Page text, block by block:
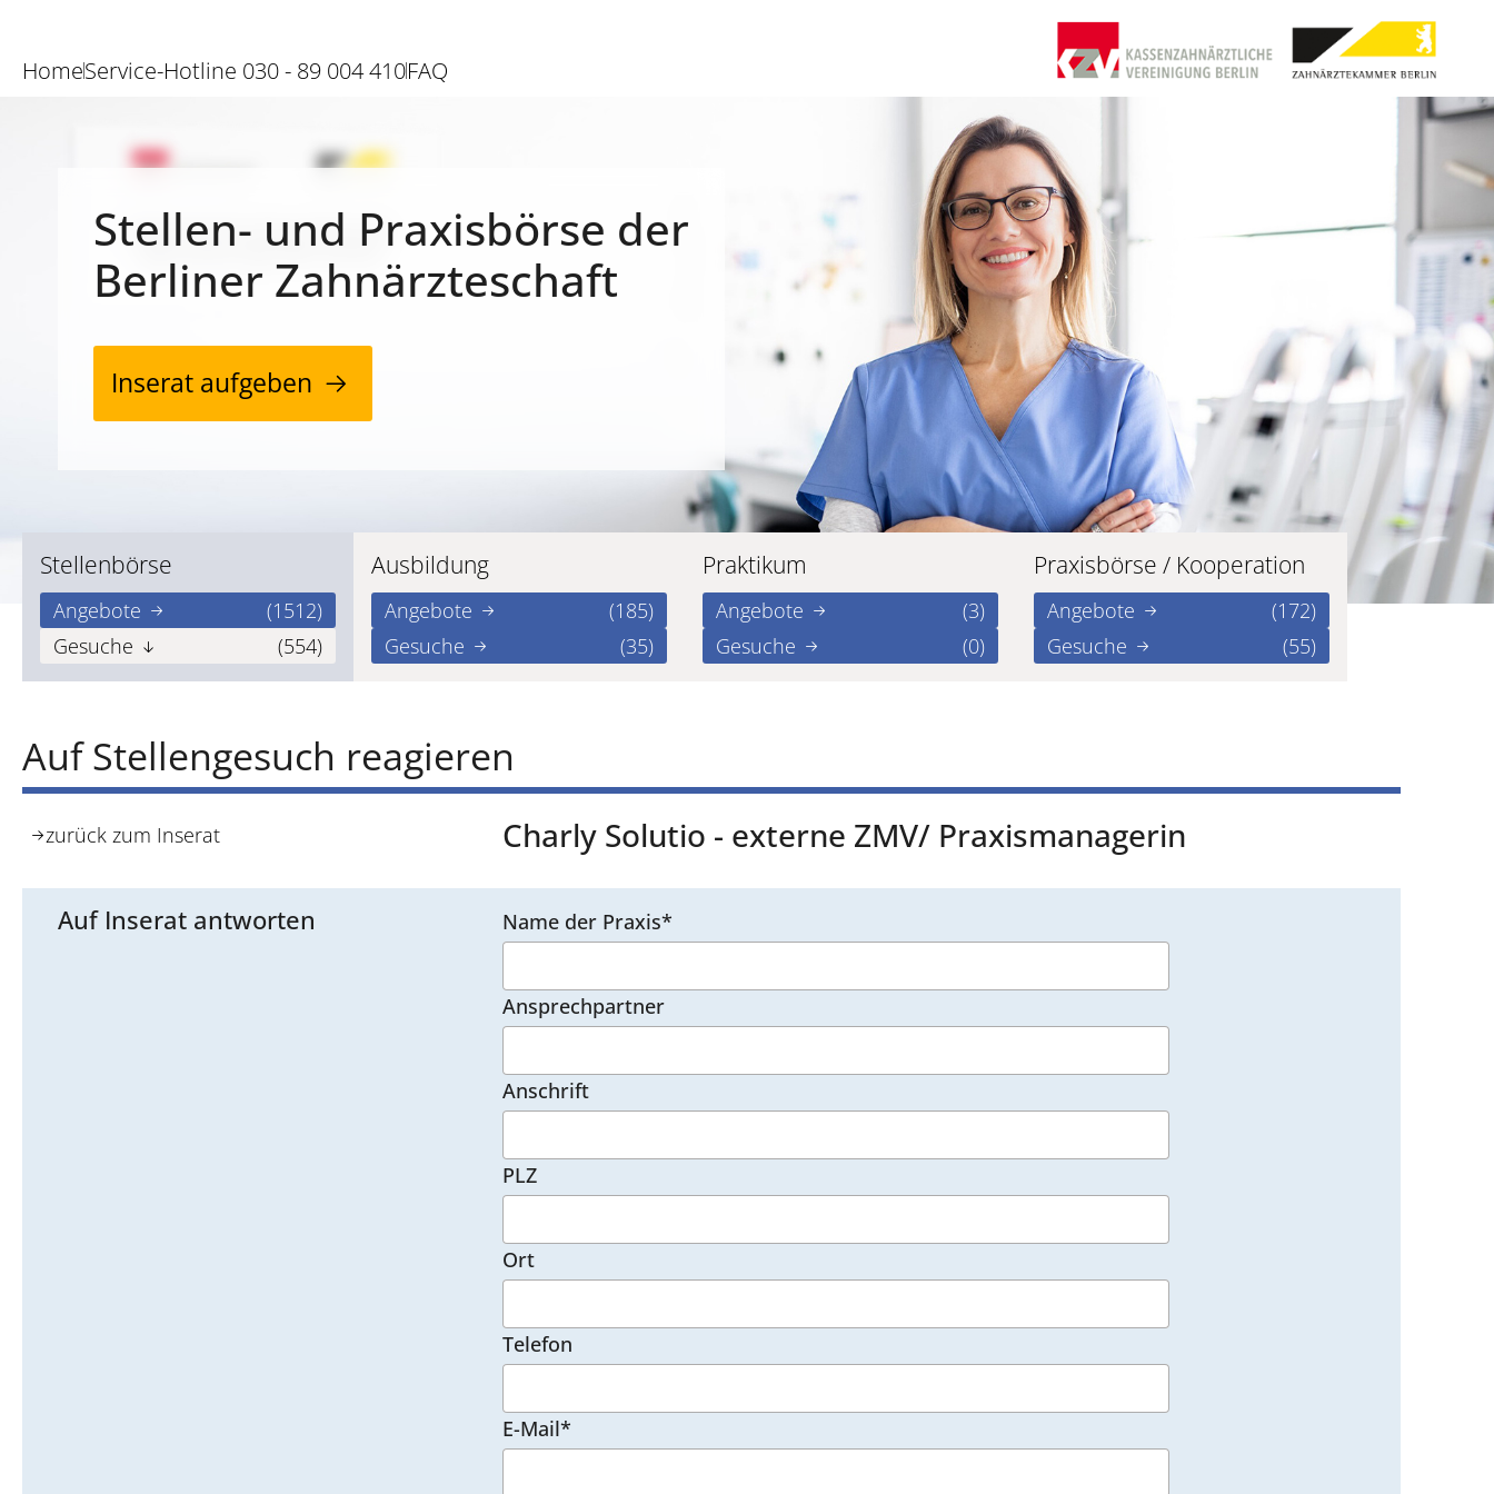
HomeService-Hotline 030 - 89 004 410FAQ
Stellen- und Praxisbörse der
Berliner Zahnärzteschaft
Inserat aufgeben
Stellenbörse
Angebote
(1512)
Gesuche
(554)
Ausbildung
Angebote
(185)
Gesuche
(35)
Praktikum
Angebote
(3)
Gesuche
(0)
Praxisbörse / Kooperation
Angebote
(172)
Gesuche
(55)
Auf Stellengesuch reagieren
zurück zum Inserat Charly Solutio - externe ZMV/ Praxismanagerin
Auf Inserat antworten Name der Praxis*
Ansprechpartner
Anschrift
PLZ
Ort
Telefon
E-Mail*